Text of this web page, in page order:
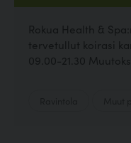
Rokua Health &
tervetullut koirasi
09.00-21.30